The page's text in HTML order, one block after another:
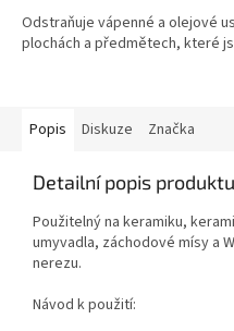
Odstraňuje vápenné a olejové
plochách a předmětech, které
Popis Diskuze Značka
Detailní popis produktu
Použitelný na keramiku,
umyvadla, záchodové mísy a
nerezu.
Návod k použití: